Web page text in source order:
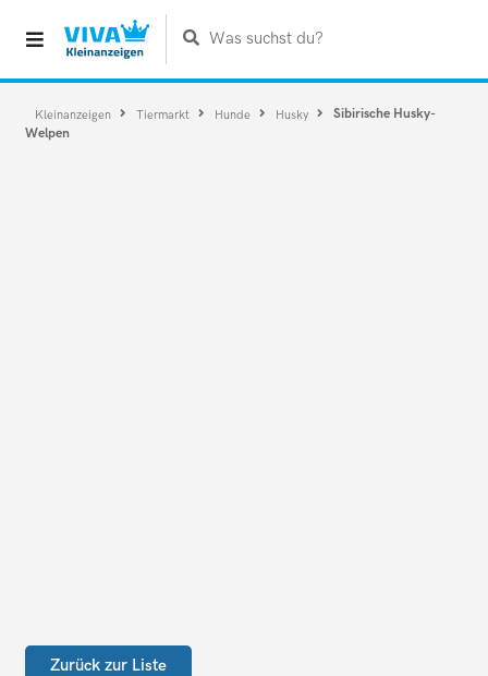
Was suchst du?
Kleinanzeigen Tiermarkt Hunde Husky
Sibirische Husky-
Welpen
Zurück zur Liste